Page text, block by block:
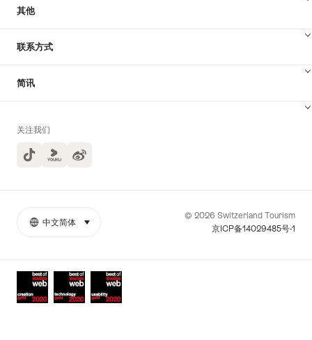
其他
联系方式
简讯
关注我们
TikTokYuoku
Awards
More
© 2026 Switzerland Tourism
京ICP备14029485号-1
中文简体 select (click to display)